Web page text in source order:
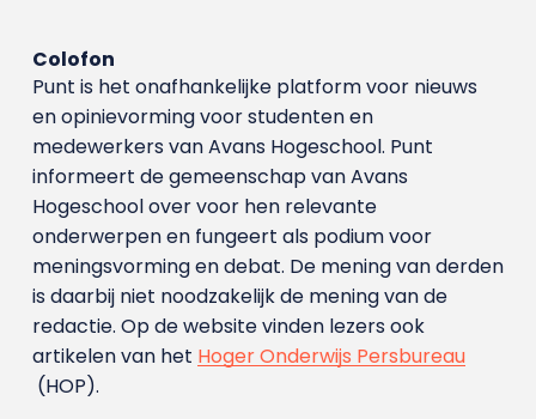
Colofon
Punt is het onafhankelijke platform voor nieuws
en opinievorming voor studenten en
medewerkers van Avans Hoge­school. Punt
informeert de gemeenschap van Avans
Hogeschool over voor hen relevante
onderwerpen en fungeert als podium voor
meningsvorming en debat. De mening van derden
is daarbij niet noodzakelijk de mening van de
redactie. Op de website vinden lezers ook
artikelen van het Hoger Onderwijs Persbureau
(HOP).